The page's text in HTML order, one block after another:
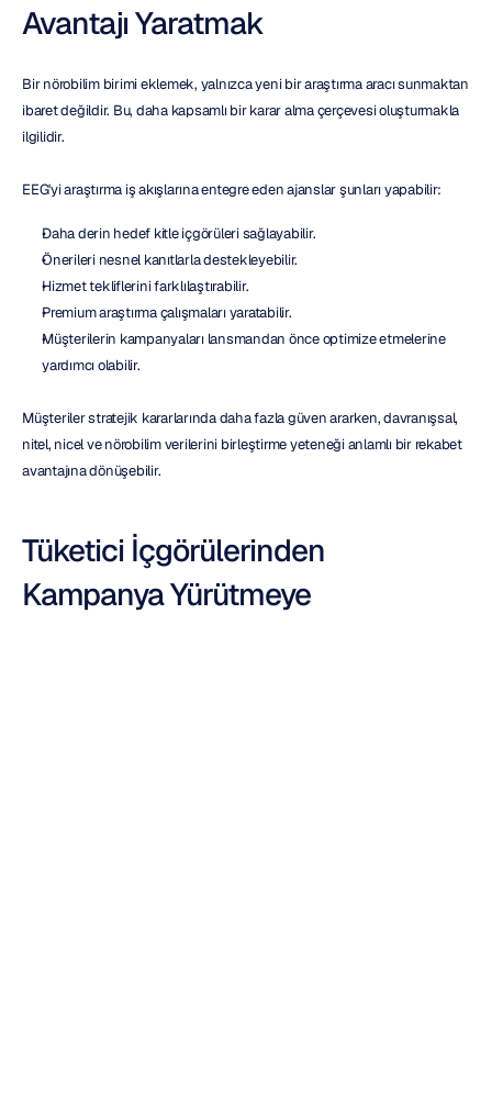
Avantajı Yaratmak
Bir nörobilim birimi eklemek, yalnızca yeni bir araştırma aracı sunmaktan
ibaret değildir. Bu, daha kapsamlı bir karar alma çerçevesi oluşturmakla
ilgilidir.
EEG'yi araştırma iş akışlarına entegre eden ajanslar şunları yapabilir:
Daha derin hedef kitle içgörüleri sağlayabilir.
Önerileri nesnel kanıtlarla destekleyebilir.
Hizmet tekliflerini farklılaştırabilir.
Premium araştırma çalışmaları yaratabilir.
Müşterilerin kampanyaları lansmandan önce optimize etmelerine
yardımcı olabilir.
Müşteriler stratejik kararlarında daha fazla güven ararken, davranışsal,
nitel, nicel ve nörobilim verilerini birleştirme yeteneği anlamlı bir rekabet
avantajına dönüşebilir.
Tüketici İçgörülerinden
Kampanya Yürütmeye